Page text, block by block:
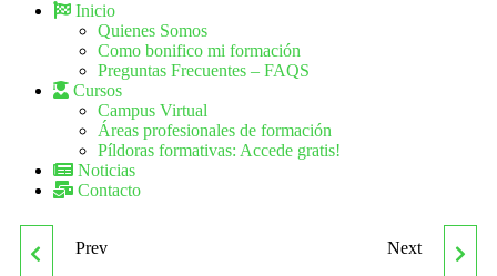
Inicio
Quienes Somos
Como bonifico mi formación
Preguntas Frecuentes – FAQS
Cursos
Campus Virtual
Áreas profesionales de formación
Píldoras formativas: Accede gratis!
Noticias
Contacto
EXPERTO EN TÉCNICAS
Prev Next